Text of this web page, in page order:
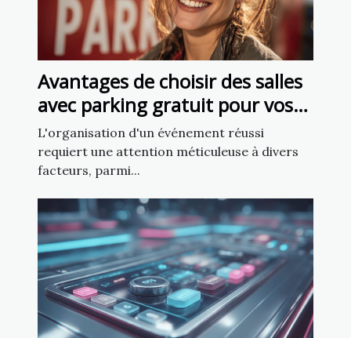
Avantages de choisir des salles
avec parking gratuit pour vos
événements
L'organisation d'un événement réussi
requiert une attention méticuleuse à divers
facteurs, parmi...